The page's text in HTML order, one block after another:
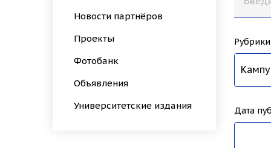
Новости партнёров
Проекты
Фотобанк
Объявления
Университетские издания
Рубрики
Все
Наука
Спорт
ИНТЦ
Школа
Дата